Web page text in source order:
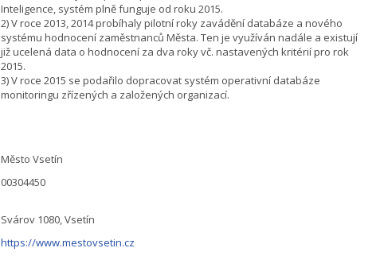
Inteligence, systém plně funguje od roku 2015.
2) V roce 2013, 2014 probíhaly pilotní roky zavádění databáze a nového
systému hodnocení zaměstnanců Města. Ten je využíván nadále a existují
již ucelená data o hodnocení za dva roky vč. nastavených kritérií pro rok
2015.
3) V roce 2015 se podařilo dopracovat systém operativní databáze
monitoringu zřízených a založených organizací.
Město Vsetín
00304450
Svárov 1080, Vsetín
https://www.mestovsetin.cz